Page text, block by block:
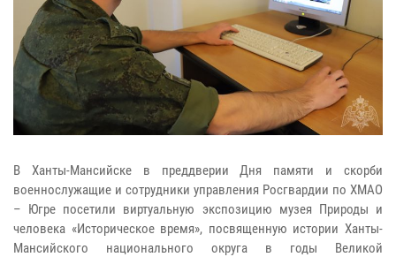
В Ханты-Мансийске в преддверии Дня памяти и скорби
военнослужащие и сотрудники управления Росгвардии по ХМАО
– Югре посетили виртуальную экспозицию музея Природы и
человека «Историческое время», посвященную истории Ханты-
Мансийского национального округа в годы Великой